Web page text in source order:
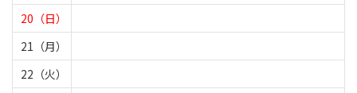
20（日）
21（月）
22（火）